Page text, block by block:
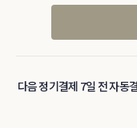
다음 정기결제 7일 전 자동